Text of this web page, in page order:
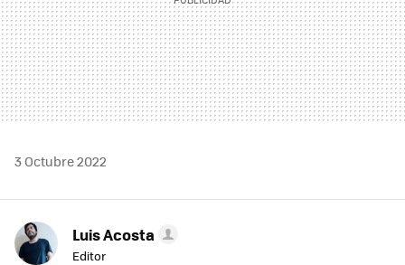
3 Octubre 2022
Luis Acosta
Editor